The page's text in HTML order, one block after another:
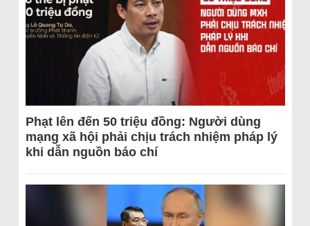
Phạt lên đến 50 triệu đồng: Người dùng
mạng xã hội phải chịu trách nhiệm pháp lý
khi dẫn nguồn báo chí